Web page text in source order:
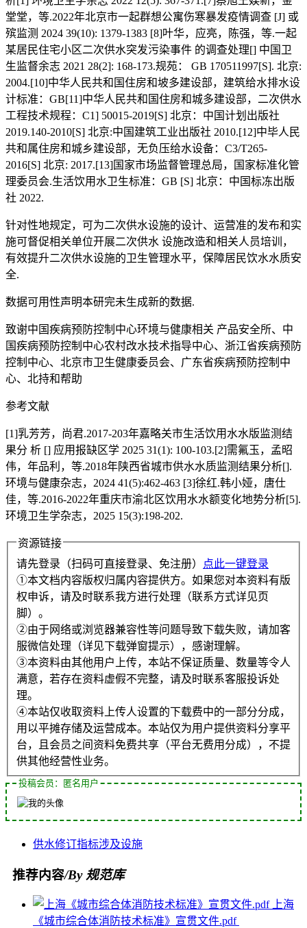
堂堂，等.2022年北京市一起群想公寓伤寒暴发疫情调查 [J] 或
殡监测 2024 39(10): 1379-1383 [8]叶华，应亮，陈强，等.一起
某居民住宅小区二次供水突发污染事件 的调查处理[] 中国卫
生监督余志 2021 28(2]: 168-173.规苑： GB 170511997[S]. 北京:
2004.[10]中华人民共和国住房和坡多建设部，建筑给水排水设
计标准：GB[11]中华人民共和国住房和城多建设部，二次供水
工程技术规程：C1] 50015-2019[S] 北京：中国计划出版社
2019.140-2010[S] 北京:中国建筑工业出版社 2010.[12]中毕人民
共和属住房和城乡建设部，无负压给水设备：C3/T265-
2016[S] 北京: 2017.[13]国家市场监督管理总局，国家标准化管
理委员会.生活饮用水卫生标准：GB [S] 北京：中国标冻出版
社 2022.
针对性地规定，可为二次供水设施的设计、运营准的发布和实
施可督促相关单位开展二次供水 设施改造和相关人员培训，
有效提升二次供水设施的卫生管理水平，保障居民饮水水质安
全.
数据可用性声明本研完未生成新的数据.
致谢中国疾病预防控制中心环境与健康相关 产品安全所、中
国疾病预防控制中心农村改水技术指导中心、浙江省疾病预防
控制中心、北京市卫生健康委员会、广东省疾病预防控制中
心、北持和帮助
参考文献
[1]乳芳芳，尚君.2017-203年嘉略关市生活饮用水水版监测结
果分 析 [] 应用报缺区学 2025 31(1): 100-103.[2]需氟玉，孟昭
伟，年品利，等.2018年陕西省城市供水水质监测结果分析[].
环境与健康杂志，2024 41(5):462-463 [3]徐红.韩小娅，唐仕
佳，等.2016-2022年重庆市渝北区饮用水水额变化地势分析[5].
环境卫生学杂志，2025 15(3):198-202.
资源链接
请先登录（扫码可直接登录、免注册）
点此一键登录
①本文档内容版权归属内容提供方。如果您对本资料有版
权申诉，请及时联系我方进行处理（联系方式详见页
脚）。
②由于网络或浏览器兼容性等问题导致下载失败，请加客
服微信处理（详见下载弹窗提示），感谢理解。
③本资料由其他用户上传，本站不保证质量、数量等令人
满意，若存在资料虚假不完整，请及时联系客服投诉处
理。
④本站仅收取资料上传人设置的下载费中的一部分分成，
用以平摊存储及运营成本。本站仅为用户提供资料分享平
台，且会员之间资料免费共享（平台无费用分成），不提
供其他经营性业务。
投稿会员：匿名用户
供水修订指标涉及设施
推荐内容/By 规范库
上海
《城市综合体消防技术标准》宣贯文件.pdf